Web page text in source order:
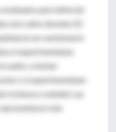
para detectar
cinco años durante 20
un cuestionario
si experimentaban
sueño, si tenían
o si experimentaban
tristeza o soledad. Las
más